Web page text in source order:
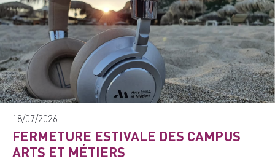
18/07/2026
FERMETURE ESTIVALE DES CAMPUS
ARTS ET MÉTIERS